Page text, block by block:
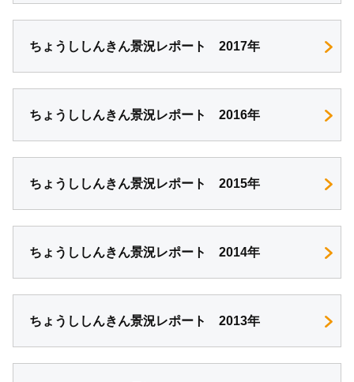
ちょうししんきん景況レポート 2017年
ちょうししんきん景況レポート 2016年
ちょうししんきん景況レポート 2015年
ちょうししんきん景況レポート 2014年
ちょうししんきん景況レポート 2013年